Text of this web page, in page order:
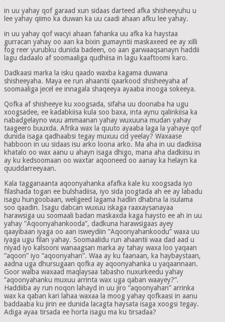
in uu yahay qof garaad xun sidaas darteed afka shisheeyuhu u
lee yahay qiimo ka duwan ka uu caadi ahaan afku lee yahay.
in uu yahay qof wacyi ahaan fahanka uu afka ka haystaa
gurracan yahay oo aan ka bixin gumayntii maskaxeed ee ay xilli
fog reer yurubku dunida badeen, oo aan garwaaqsanayn haddii
lagu dadaalo af soomaaliga qudhiisa in lagu kaaftoomi karo.
Dadkaasi marka la isku qaado waxba kagama duwana
shisheeyaha. Maya ee run ahaantii qaarkood shisheeyaha af
soomaaliga jecel ee innagala shaqeeya ayaaba inooga sokeeya.
Qofka af shisheeye ku xoogsada, sifaha uu doonaba ha ugu
xoogsadee, ee kadabkiisa kula soo baxa, inta aynu qalinkiisa ka
nabadgelayno wuu ammaanan yahay wuxuuna mudan yahay
taageero buuxda. Afrika wax la quuto ayaaba laga la yahaye qof
dunida isaga qadhaabsi tegay muxuu cid yeelay? Waxaase
habboon in uu sidaas isu arko loona arko. Ma aha in uu dadkiisa
khatalo oo wax aanu u ahayn isaga dhigo, mana aha dadkiisu in
ay ku kedsoomaan oo waxtar aqooneed oo aanay ka helayn ka
quuddarreeyaan.
Kala tagganaanta aqoonyahanka afafka kale ku xoogsada iyo
filashada togan ee bulshadiisa, iyo sida joogtada ah ee ay labadu
isagu hungoobaan, weligeed lagama hadlin dhabna la isulama
soo qaadin. Isagu dabcan wuxuu iskaga raaxaysanayaa
harawsiga uu soomaali badan maskaxda kaga haysto ee ah in uu
yahay ”Aqoonyahankooda”, dadkuna harawsigaas ayey
qaayibaan iyaga oo aan isweydiin ”Aqoonyahankoodu” waxa uu
iyaga ugu filan yahay. Soomaalidu run ahaantii waa dad aad u
niyad iyo kalsooni wanaagsan marka ay tahay waxa loo yaqaan
”aqoon” iyo ”aqoonyahan”. Waa ay ku faanaan, ka haybaystaan,
aadna uga dhursugaan qofka ay aqoonyahanka u yaqaannaan.
Goor walba waxaad maqlaysaa tabasho nuxurkeedu yahay
”aqoonyahanku muxuu arrinta wax uga qaban waayey?”.
Haddiiba ay run noqon lahayd in uu jiro ”aqoonyahan” arrinka
wax ka qaban kari lahaa waxaa la moog yahay qofkaasi in aanu
baddaaba ku jirin ee dunida lacagta haysata isaga xoogsi tegay.
Adiga ayaa tirsada ee horta isagu ma ku tirsadaa?